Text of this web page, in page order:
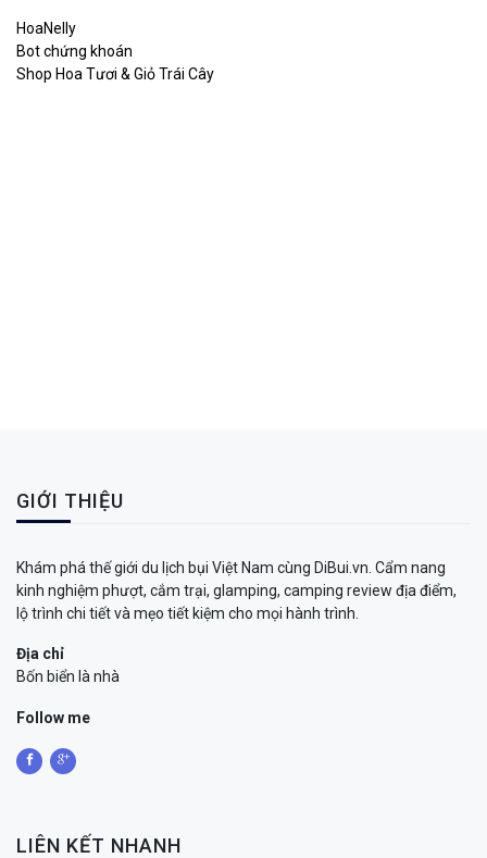
HoaNelly
Bot chứng khoán
Shop Hoa Tươi & Giỏ Trái Cây
GIỚI THIỆU
Khám phá thế giới du lịch bụi Việt Nam cùng DiBui.vn. Cẩm nang
kinh nghiệm phượt, cắm trại, glamping, camping review địa điểm,
lộ trình chi tiết và mẹo tiết kiệm cho mọi hành trình.
Địa chỉ
Bốn biển là nhà
Follow me
LIÊN KẾT NHANH